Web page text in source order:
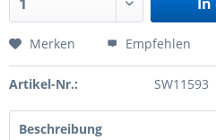
Merken Empfehlen
Artikel-Nr.: SW11593
Beschreibung